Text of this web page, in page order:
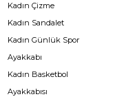
Kadın Çizme
Kadın Sandalet
Kadın Günlük Spor
Ayakkabı
Kadın Basketbol
Ayakkabısı